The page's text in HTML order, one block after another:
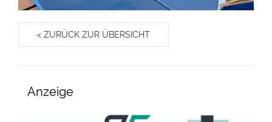
< ZURÜCK ZUR ÜBERSICHT
Anzeige